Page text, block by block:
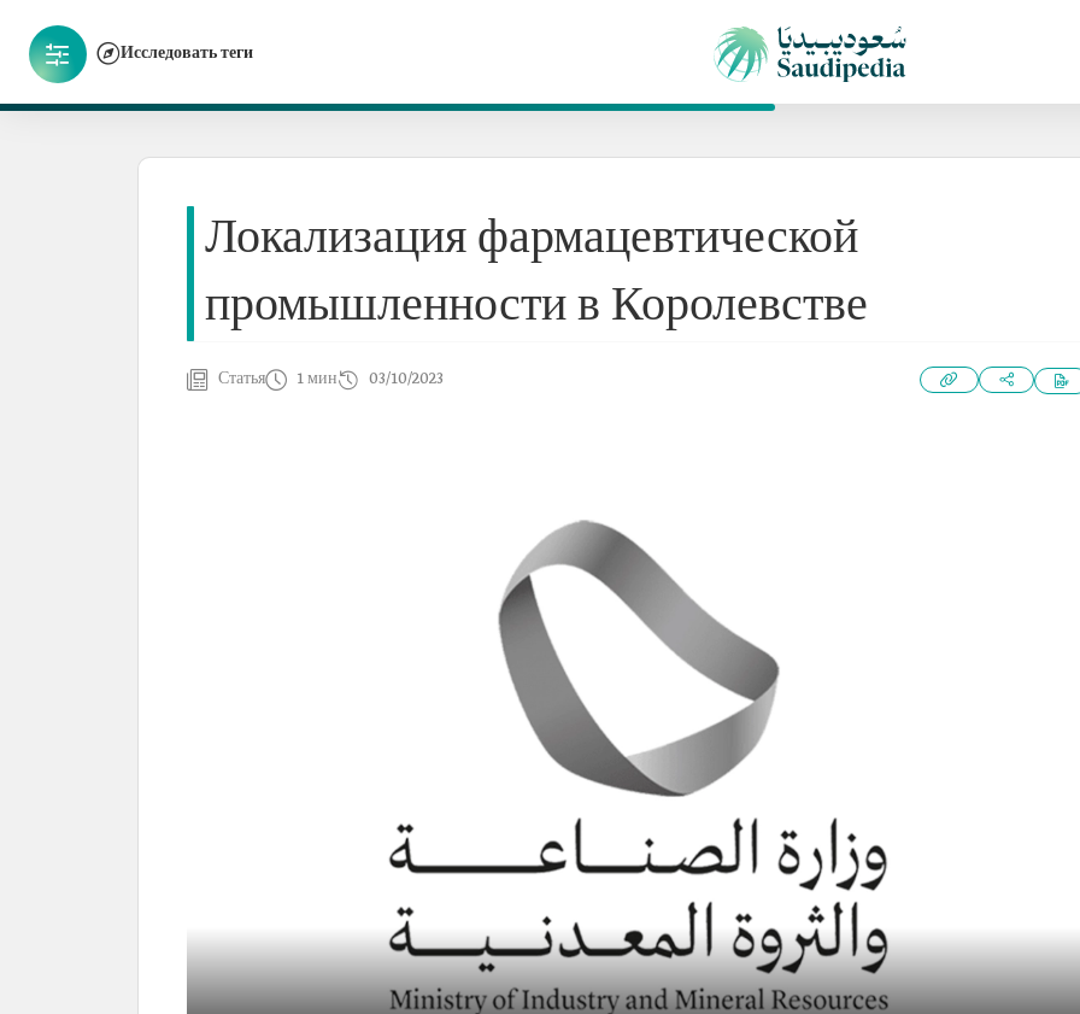
Исследовать теги
Локализация фармацевтической
промышленности в Королевстве
Статья 1 мин 03/10/2023